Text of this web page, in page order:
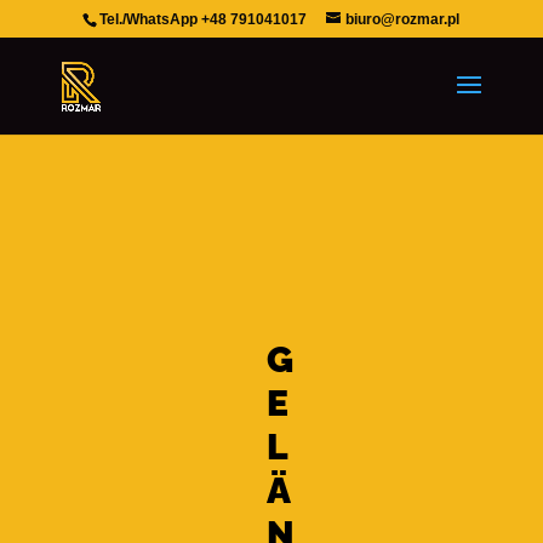
Tel./WhatsApp +48 791041017 biuro@rozmar.pl
Tel 2:+48 693936051
G
E
L
Ä
N